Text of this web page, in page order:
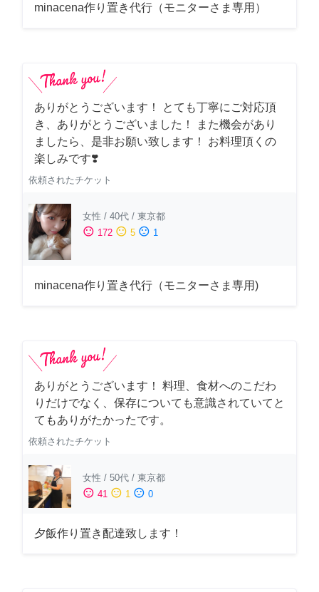
minacena作り置き代行（モニターさま専用）
ありがとうございます！ とても丁寧にご対応頂
き、ありがとうございました！ また機会があり
ましたら、是非お願い致します！ お料理頂くの
楽しみです❣️
依頼されたチケット
女性 / 40代 / 東京都
sentiment_satisfied 172 sentiment_neutral 5 sentiment_dissatisfied 1
minacena作り置き代行（モニターさま専用)
ありがとうございます！ 料理、食材へのこだわ
りだけでなく、保存についても意識されていてと
てもありがたかったです。
依頼されたチケット
女性 / 50代 / 東京都
sentiment_satisfied 41 sentiment_neutral 1 sentiment_dissatisfied 0
夕飯作り置き配達致します！